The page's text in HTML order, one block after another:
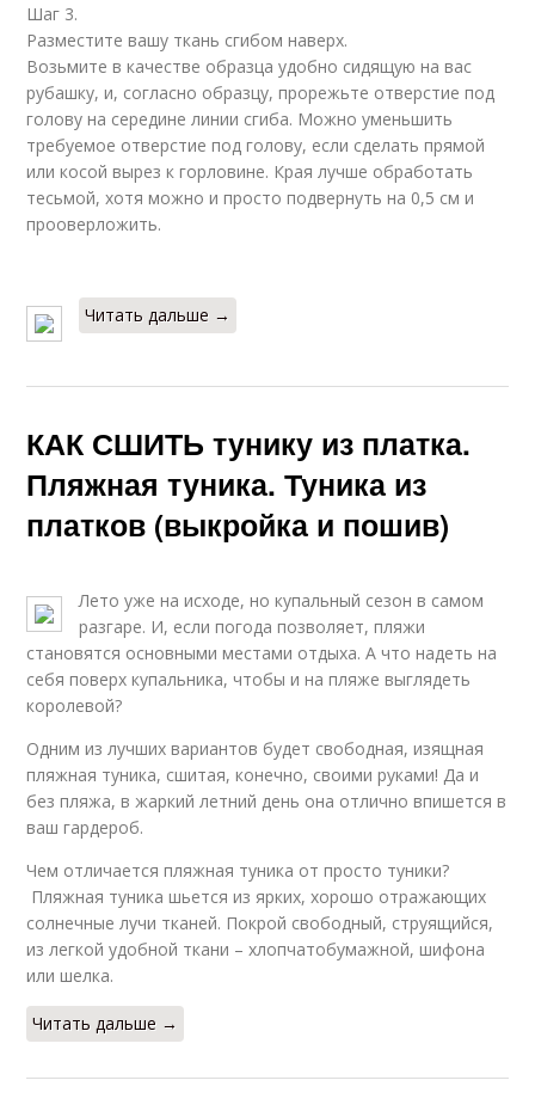
Шаг 3.
Разместите вашу ткань сгибом наверх.
Возьмите в качестве образца удобно сидящую на вас
рубашку, и, согласно образцу, прорежьте отверстие под
голову на середине линии сгиба. Можно уменьшить
требуемое отверстие под голову, если сделать прямой
или косой вырез к горловине. Края лучше обработать
тесьмой, хотя можно и просто подвернуть на 0,5 см и
прооверложить.
Читать дальше →
КАК СШИТЬ тунику из платка.
Пляжная туника. Туника из
платков (выкройка и пошив)
Лето уже на исходе, но купальный сезон в самом
разгаре. И, если погода позволяет, пляжи
становятся основными местами отдыха. А что надеть на
себя поверх купальника, чтобы и на пляже выглядеть
королевой?
Одним из лучших вариантов будет свободная, изящная
пляжная туника, сшитая, конечно, своими руками! Да и
без пляжа, в жаркий летний день она отлично впишется в
ваш гардероб.
Чем отличается пляжная туника от просто туники?
Пляжная туника шьется из ярких, хорошо отражающих
солнечные лучи тканей. Покрой свободный, струящийся,
из легкой удобной ткани – хлопчатобумажной, шифона
или шелка.
Читать дальше →